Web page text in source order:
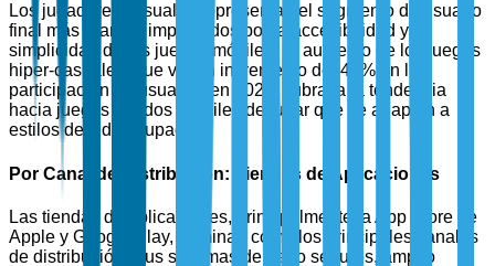
Los jugadores casuales representan el segmento de usuario
final más grande, impulsados por la accesibilidad y
simplicidad de los juegos móviles. El aumento de los juegos
hiper-casuales, que vio un incremento del 40% en la
participación de usuarios en 2024, subraya la tendencia
hacia juegos rápidos y fáciles de jugar que se adaptan a
estilos de vida ocupados.
Por Canal de Distribución: Tiendas de Aplicaciones
Las tiendas de aplicaciones, principalmente la App Store de
Apple y Google Play, dominan como los principales canales
de distribución. Sus sistemas de pago seguros, amplio